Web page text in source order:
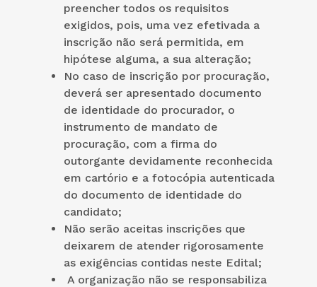
preencher todos os requisitos
exigidos, pois, uma vez efetivada a
inscrição não será permitida, em
hipótese alguma, a sua alteração;
No caso de inscrição por procuração,
deverá ser apresentado documento
de identidade do procurador, o
instrumento de mandato de
procuração, com a firma do
outorgante devidamente reconhecida
em cartório e a fotocópia autenticada
do documento de identidade do
candidato;
Não serão aceitas inscrições que
deixarem de atender rigorosamente
as exigências contidas neste Edital;
A organização não se responsabiliza